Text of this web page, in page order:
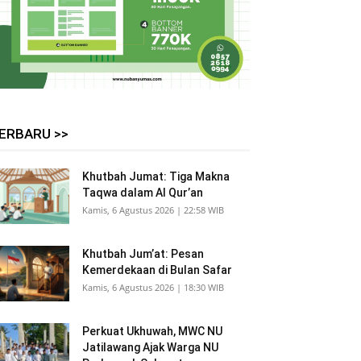
>>
Khutbah Jumat: Tiga Makna
Taqwa dalam Al Qur’an
Kamis, 6 Agustus 2026 | 22:58 WIB
Khutbah Jum’at: Pesan
Kemerdekaan di Bulan Safar
Kamis, 6 Agustus 2026 | 18:30 WIB
Perkuat Ukhuwah, MWC NU
Jatilawang Ajak Warga NU